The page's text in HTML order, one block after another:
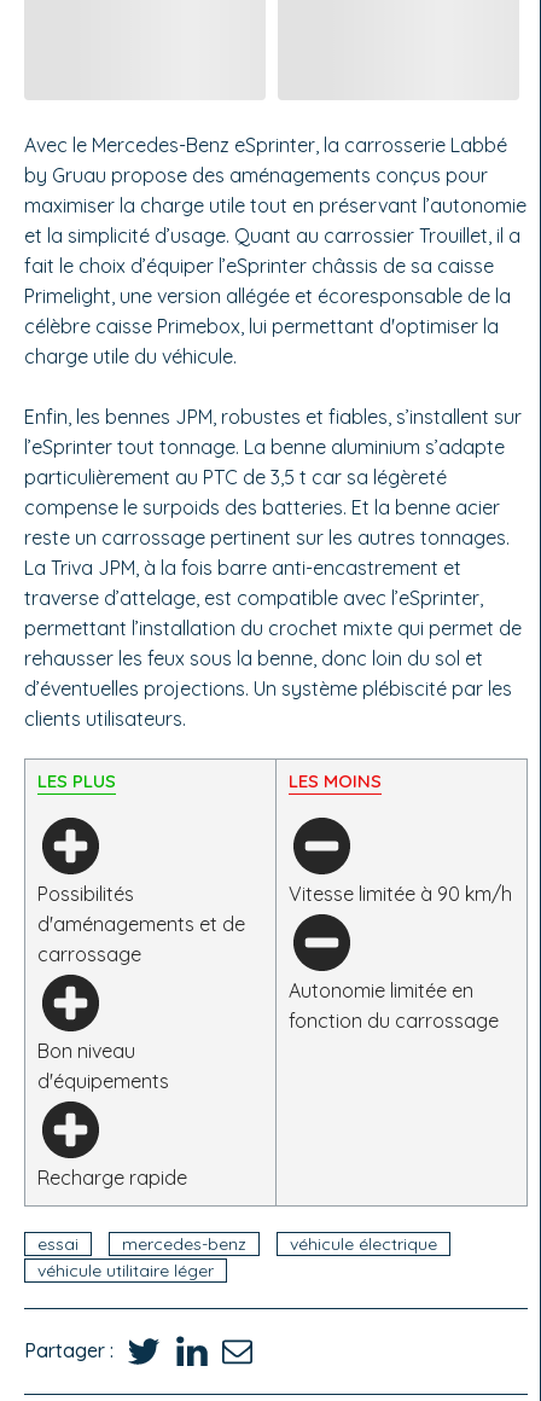
Avec le Mercedes-Benz eSprinter, la carrosserie Labbé
by Gruau propose des aménagements conçus pour
maximiser la charge utile tout en préservant l’autonomie
et la simplicité d’usage. Quant au carrossier Trouillet, il a
fait le choix d’équiper l’eSprinter châssis de sa caisse
Primelight, une version allégée et écoresponsable de la
célèbre caisse Primebox, lui permettant d'optimiser la
charge utile du véhicule.
Enfin, les bennes JPM, robustes et fiables, s’installent sur
l’eSprinter tout tonnage. La benne aluminium s’adapte
particulièrement au PTC de 3,5 t car sa légèreté
compense le surpoids des batteries. Et la benne acier
reste un carrossage pertinent sur les autres tonnages.
La Triva JPM, à la fois barre anti-encastrement et
traverse d’attelage, est compatible avec l’eSprinter,
permettant l’installation du crochet mixte qui permet de
rehausser les feux sous la benne, donc loin du sol et
d’éventuelles projections. Un système plébiscité par les
clients utilisateurs.
LES PLUS
Possibilités
d'aménagements et de
carrossage
Bon niveau
d'équipements
Recharge rapide
LES MOINS
Vitesse limitée à 90 km/h
Autonomie limitée en
fonction du carrossage
essai mercedes-benz
véhicule électrique
véhicule utilitaire léger
Partager :